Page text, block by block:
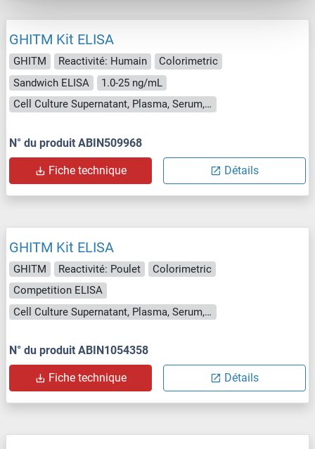
GHITM Kit ELISA
GHITM Reactivité: Humain
Colorimetric
Sandwich ELISA
1.0-25 ng/mL
Cell Culture Supernatant, Plasma, Serum, Tissue Homogenate
N° du produit ABIN509968
Fiche technique Détails
GHITM Kit ELISA
GHITM Reactivité: Poulet
Colorimetric
Competition ELISA
Cell Culture Supernatant, Plasma, Serum, Tissue Homogenate
N° du produit ABIN1054358
Fiche technique Détails